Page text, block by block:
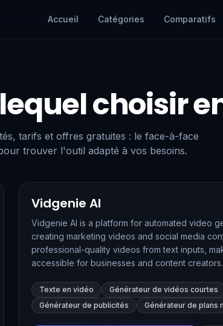
Accueil Catégories Comparatifs
choisir
tarifs et offres gratuites : le face-à-face
trouver l'outil adapté à vos besoins.
Vidgenie AI
Vidgenie AI is a platform for automated video
creating marketing videos and social media
professional-quality videos from text inputs,
accessible for businesses and content creators.
Texte en vidéo Générateur de vidéos courtes
Générateur de publicités
Générateur de plans